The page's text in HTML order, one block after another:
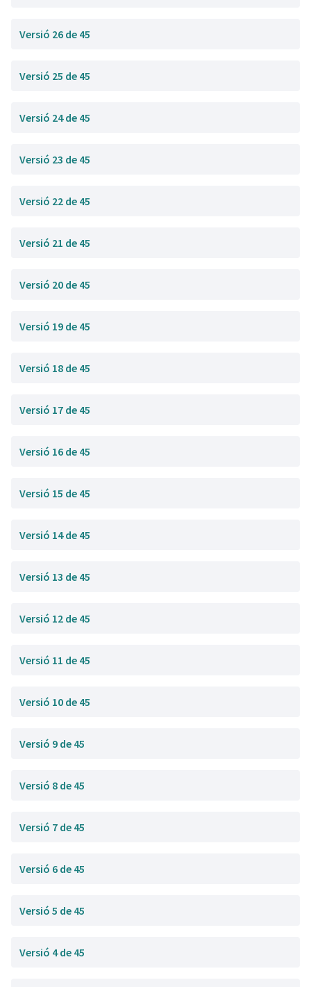
Versió 26 de 45
Versió 25 de 45
Versió 24 de 45
Versió 23 de 45
Versió 22 de 45
Versió 21 de 45
Versió 20 de 45
Versió 19 de 45
Versió 18 de 45
Versió 17 de 45
Versió 16 de 45
Versió 15 de 45
Versió 14 de 45
Versió 13 de 45
Versió 12 de 45
Versió 11 de 45
Versió 10 de 45
Versió 9 de 45
Versió 8 de 45
Versió 7 de 45
Versió 6 de 45
Versió 5 de 45
Versió 4 de 45